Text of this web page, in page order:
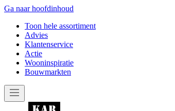
Ga naar hoofdinhoud
Toon hele assortiment
Advies
Klantenservice
Actie
Wooninspiratie
Bouwmarkten